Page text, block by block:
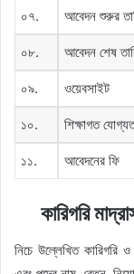
০৭. আবেদন শুরুর
০৮. আবেদন শেষ
০৯. ওয়েবসাইট
১০. শিক্ষাগত
১১. আবেদনের ফি
কারিগরি
নিচে উল্লেখিত কারিগরি